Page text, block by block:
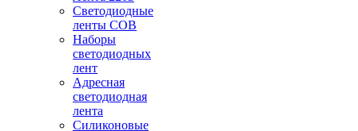
Светодиодные
ленты COB
Наборы
светодиодных
лент
Адресная
светодиодная
лента
Силиконовые